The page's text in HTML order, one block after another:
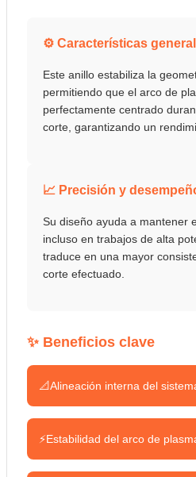
⚙️ Características
Este anillo estabiliza la
permitiendo que el arco de
perfectamente centrado
corte, garantizando un
📈 Precisión y
Su diseño ayuda a mantener
incluso en trabajos de alta
traduce en una mayor
corte efectuado.
✨ Beneficios clave
📐Alineación interna del
⚡Estabilidad del arco de